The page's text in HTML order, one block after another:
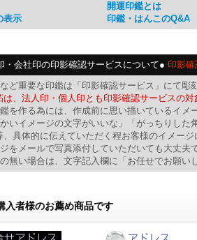
表示
開運印鑑とは
印鑑・はんこのQ&A
・会社印の印影確認サービスについて● 印影
ど重要な印鑑は「印影確認サービス」にて彫
は、法人印・個人印とも印影確認サービスの対
を作る為には、作成前に思い描いているイメ
いイメージの文字がいいな」「がっちりし
具体的に伝えていただく程お客様のイメージ
をメールで写真添付していただいても大丈夫
無い場合は、文字記入欄に「お任せでお願い
入者様のお薦め商品です